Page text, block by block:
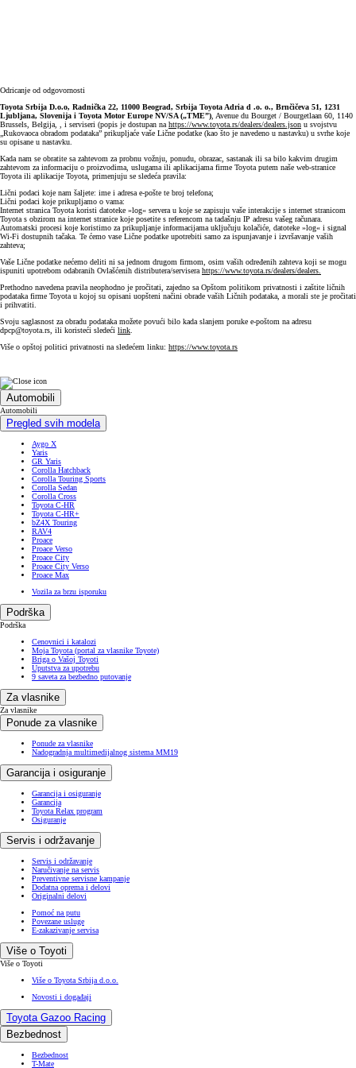
Odricanje od odgovornosti
Toyota Srbija D.o.o, Radnička 22, 11000 Beograd, Srbija Toyota Adria d .o. o., Brnčičeva 51, 1231
Ljubljana, Slovenija i Toyota Motor Europe NV/SA („TME”) , Avenue du Bourget / Bourgetlaan 60, 1140
Brussels, Belgija, , i serviseri (popis je dostupan na https://www.toyota.rs/dealers/dealers.json u svojstvu
„Rukovaoca obradom podataka” prikupljaće vaše Lične podatke (kao što je navedeno u nastavku) u svrhe koje
su opisane u nastavku.
Kada nam se obratite sa zahtevom za probnu vožnju, ponudu, obrazac, sastanak ili sa bilo kakvim drugim
zahtevom za informaciju o proizvodima, uslugama ili aplikacijama firme Toyota putem naše web-stranice
Toyota ili aplikacije Toyota, primenjuju se sledeća pravila:
Lični podaci koje nam šaljete: ime i adresa e-pošte te broj telefona;
Lični podaci koje prikupljamo o vama:
Internet stranica Toyota koristi datoteke »log« servera u koje se zapisuju vaše interakcije s internet stranicom
Toyota s obzirom na internet stranice koje posetite s referencom na tadašnju IP adresu vašeg računara.
Automatski procesi koje koristimo za prikupljanje informacijama uključuju kolačiće, datoteke »log« i signal
Wi-Fi dostupnih tačaka. Te ćemo vase Lične podatke upotrebiti samo za ispunjavanje i izvršavanje vaših
zahteva;
Vaše Lične podatke nećemo deliti ni sa jednom drugom firmom, osim vaših određenih zahteva koji se mogu
ispuniti upotrebom odabranih Ovlašćenih distributera/servisera https://www.toyota.rs/dealers/dealers.
Prethodno navedena pravila neophodno je pročitati, zajedno sa Opštom politikom privatnosti i zaštite ličnih
podataka firme Toyota u kojoj su opisani uopšteni načini obrade vaših Ličnih podataka, a morali ste je pročitati
i prihvatiti.
Svoju saglasnost za obradu podataka možete povući bilo kada slanjem poruke e-poštom na adresu
dpcp@toyota.rs, ili koristeći sledeći link
Više o opštoj politici privatnosti na sledećem linku: https://www.toyota.rs
Automobili
Automobili
Pregled svih modela
Aygo X
Yaris
GR Yaris
Corolla Hatchback
Corolla Touring Sports
Corolla Sedan
Corolla Cross
Toyota C-HR
Toyota C-HR+
bZ4X Touring
RAV4
Proace
Proace Verso
Proace City
Proace City Verso
Proace Max
Vozila za brzu isporuku
Podrška
Podrška
Cenovnici i katalozi
Moja Toyota (portal za vlasnike Toyote)
Briga o Vašoj Toyoti
Uputstva za upotrebu
9 saveta za bezbedno putovanje
Za vlasnike
Za vlasnike
Ponude za vlasnike
Ponude za vlasnike
Nadogradnja multimedijalnog sistema MM19
Garancija i osiguranje
Garancija i osiguranje
Garancija
Toyota Relax program
Osiguranje
Servis i održavanje
Servis i održavanje
Naručivanje na servis
Preventivne servisne kampanje
Dodatna oprema i delovi
Originalni delovi
Pomoć na putu
Povezane usluge
E-zakazivanje servisa
Više o Toyoti
Više o Toyoti
Više o Toyota Srbija d.o.o.
Novosti i događaji
Toyota Gazoo Racing
Bezbednost
Bezbednost
T-Mate